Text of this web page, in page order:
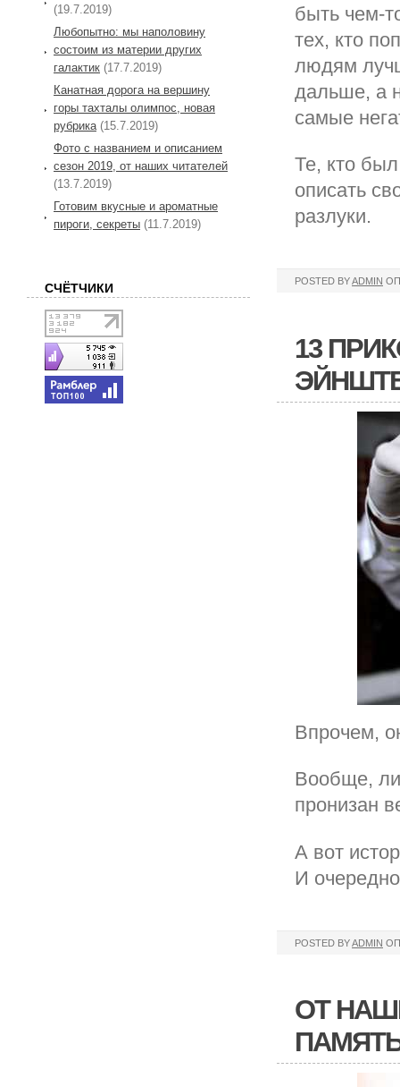
быть чем-
тех, кто
людям
дальше, а
самые
Те, кто
описать
разлуки.
POSTED BYADMIN
13
Впрочем,
Вообще,
пронизан
А вот
И
POSTED BYADMIN
ОТ
(19.7.2019)
Любопытно: мы наполовину
состоим из материи других
галактик (17.7.2019)
Канатная дорога на вершину
горы тахталы олимпос, новая
рубрика (15.7.2019)
Фото с названием и описанием
сезон 2019, от наших читателей
(13.7.2019)
Готовим вкусные и ароматные
пироги, секреты (11.7.2019)
СЧЁТЧИКИ